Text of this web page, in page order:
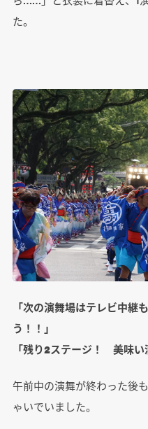
た。
「次の演舞場はテレビ中継
う！！」
「残り2ステージ！ 美味い
午前中の演舞が終わった後
ゃいでいました。